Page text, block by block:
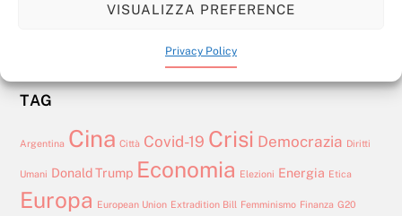
VISUALIZZA PREFERENCE
Privacy Policy
TAG
Argentina Cina Città Covid-19 Crisi Democrazia Diritti
Umani Donald Trump Economia Elezioni Energia Etica
Europa European Union Extradition Bill Femminismo Finanza G20